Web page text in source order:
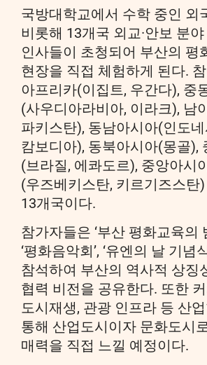
국방대학교에서 수학 중인 외
비롯해 13개국 외교·안보 분야
인사들이 초청되어 부산의 평
현장을 직접 체험하게 된다.
아프리카(이집트, 우간다), 중
(사우디아라비아, 이라크), 남
파키스탄), 동남아시아(인도
캄보디아), 동북아시아(몽골),
(브라질, 에콰도르), 중앙아시
(우즈베키스탄, 키르기즈스탄
13개국이다.
참가자들은 ‘부산 평화교육의
‘평화음악회’, ‘유엔의 날 기념
참석하여 부산의 역사적 상징
협력 비전을 공유한다. 또한
도시재생, 관광 인프라 등 산
통해 산업도시이자 문화도시
매력을 직접 느낄 예정이다.